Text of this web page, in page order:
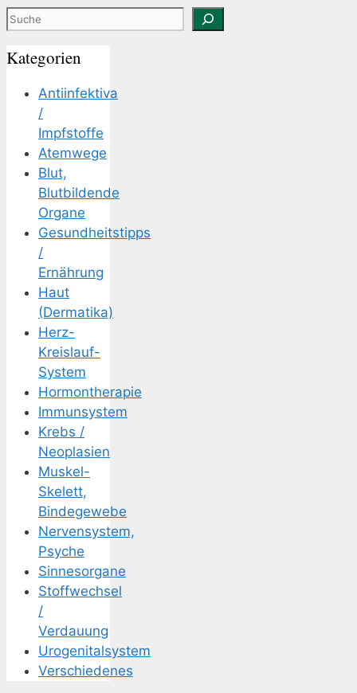
Suchen
Kategorien
Antiinfektiva
/
Impfstoffe
Atemwege
Blut,
Blutbildende
Organe
Gesundheitstipps
/
Ernährung
Haut
(Dermatika)
Herz-
Kreislauf-
System
Hormontherapie
Immunsystem
Krebs /
Neoplasien
Muskel-
Skelett,
Bindegewebe
Nervensystem,
Psyche
Sinnesorgane
Stoffwechsel
/
Verdauung
Urogenitalsystem
Verschiedenes